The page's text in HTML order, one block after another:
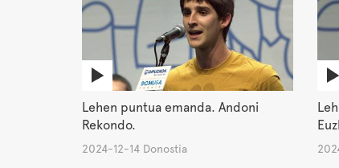
Lehen puntua emanda. Andoni
Rekondo.
2024-12-14 Donostia